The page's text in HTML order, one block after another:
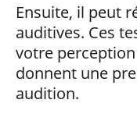
Ensuite, il peut
auditives. Ces
votre
donnent une
audition.